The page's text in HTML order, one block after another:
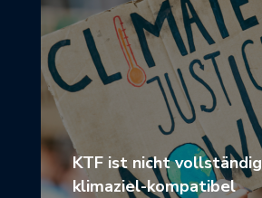
KTF ist nicht vollständig
klimaziel-kompatibel